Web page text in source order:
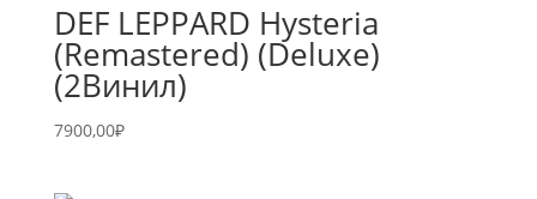
DEF LEPPARD Hysteria
(Remastered) (Deluxe)
(2Винил)
7900,00₽